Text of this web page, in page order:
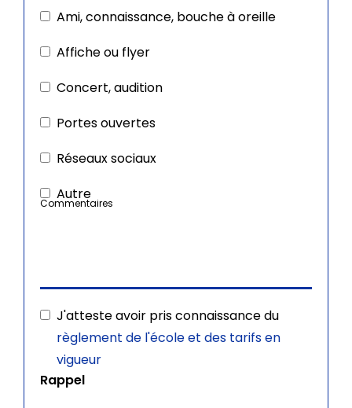
Ami, connaissance, bouche à oreille
Affiche ou flyer
Concert, audition
Portes ouvertes
Réseaux sociaux
Autre
Commentaires
J'atteste avoir pris connaissance du
règlement de l'école et des tarifs en
vigueur
Rappel